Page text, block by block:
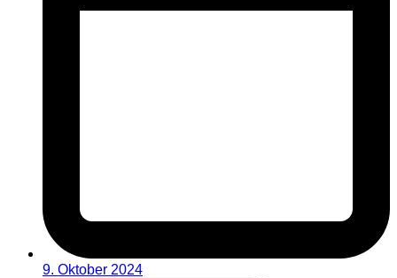
9. Oktober 2024